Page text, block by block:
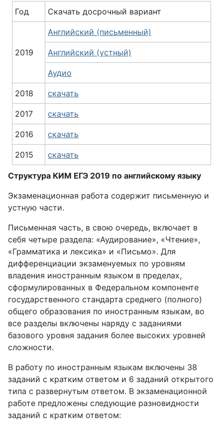
Год Скачать досрочный вариант
2019
Английский (письменный)
Английский (устный)
Аудио
2018 скачать
2017 скачать
2016 скачать
2015 скачать
Структура КИМ ЕГЭ 2019 по английскому языку
Экзаменационная работа содержит письменную и
устную части.
Письменная часть, в свою очередь, включает в
себя четыре раздела: «Аудирование», «Чтение»,
«Грамматика и лексика» и «Письмо». Для
дифференциации экзаменуемых по уровням
владения иностранным языком в пределах,
сформулированных в Федеральном компоненте
государственного стандарта среднего (полного)
общего образования по иностранным языкам, во
все разделы включены наряду с заданиями
базового уровня задания более высоких уровней
сложности.
В работу по иностранным языкам включены 38
заданий с кратким ответом и 6 заданий открытого
типа с развернутым ответом. В экзаменационной
работе предложены следующие разновидности
заданий с кратким ответом: